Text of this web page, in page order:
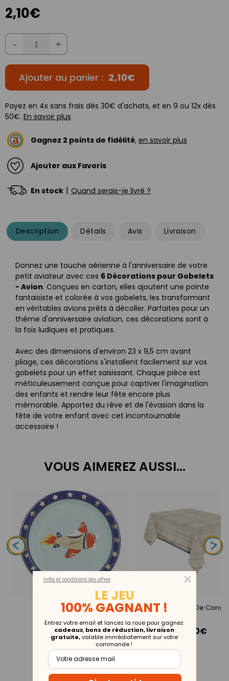
2,10€
- +
Ajouter au panier : 2,10€
Payez en 4x sans frais dès 30€ d'achats, et en 9 ou 12x dès
50€. En savoir plus
Gagnez 2 points de fidélité, en savoir plus
Ajouter aux Favoris
En stock | Quand serais-je livré ?
Description Détails Avis Livraison
Donnez une touche aérienne à l'anniversaire de votre
petit aviateur avec ces 6 Décorations pour Gobelets
- Avion. Conçues en carton, elles ajoutent une pointe
fantaisiste et colorée à vos gobelets, les transformant
en véritables avions prêts à décoller. Parfaites pour un
thème d'anniversaire aviation, ces décorations sont à
la fois ludiques et pratiques.
Avec des dimensions d'environ 23 x 9,5 cm avant
pliage, ces décorations s'installent facilement sur vos
gobelets pour un effet saisissant. Chaque pièce est
méticuleusement conçue pour captiver l'imagination
des enfants et rendre leur fête encore plus
mémorable. Apportez du rêve et de l'évasion dans la
fête de votre enfant avec cet incontournable
accessoire !
VOUS AIMEREZ AUSSI...
Nappe Chantier De
6,50€
Entrez votre email et lancez la roue pour gagnez
cadeaux, bons de réduction, livraison
gratuite,valable immédiatement sur votre
commande !
Infos et conditions des offres
100% GAGNANT !
LE JEU